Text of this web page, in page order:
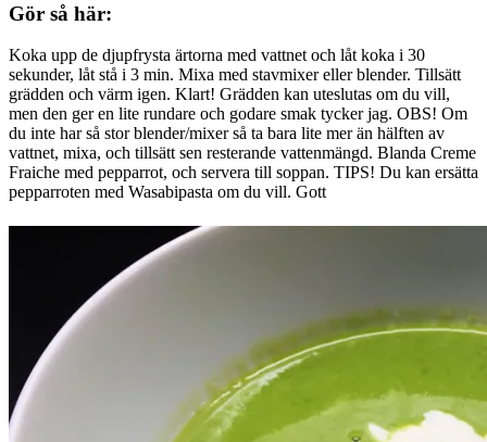
Gör så här:
Koka upp de djupfrysta ärtorna med vattnet och låt koka i 30
sekunder, låt stå i 3 min. Mixa med stavmixer eller blender. Tillsätt
grädden och värm igen. Klart! Grädden kan uteslutas om du vill,
men den ger en lite rundare och godare smak tycker jag. OBS! Om
du inte har så stor blender/mixer så ta bara lite mer än hälften av
vattnet, mixa, och tillsätt sen resterande vattenmängd. Blanda Creme
Fraiche med pepparrot, och servera till soppan. TIPS! Du kan ersätta
pepparroten med Wasabipasta om du vill. Gott